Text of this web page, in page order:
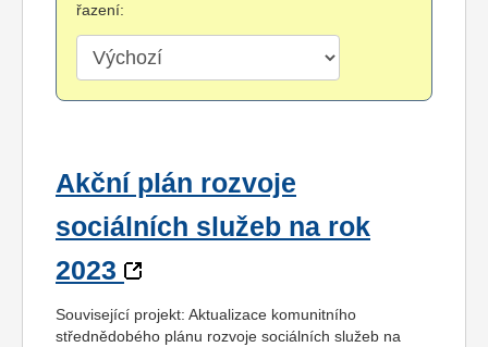
řazení:
Akční plán rozvoje
sociálních služeb na rok
2023
Související projekt: Aktualizace komunitního
střednědobého plánu rozvoje sociálních služeb na